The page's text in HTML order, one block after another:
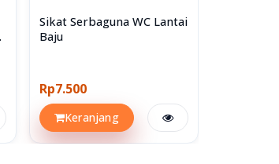
Sikat Serbaguna WC Lantai
Baju
Rp7.500
Keranjang